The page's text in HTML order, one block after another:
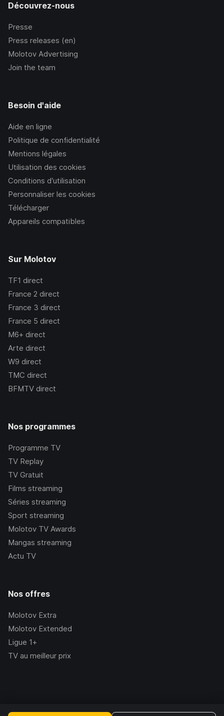
Découvrez-nous
Presse
Press releases (en)
Molotov Advertising
Join the team
Besoin d'aide
Aide en ligne
Politique de confidentialité
Mentions légales
Utilisation des cookies
Conditions d’utilisation
Personnaliser les cookies
Télécharger
Appareils compatibles
Sur Molotov
TF1 direct
France 2 direct
France 3 direct
France 5 direct
M6+ direct
Arte direct
W9 direct
TMC direct
BFMTV direct
Nos programmes
Programme TV
TV Replay
TV Gratuit
Films streaming
Séries streaming
Sport streaming
Molotov TV Awards
Mangas streaming
Actu TV
Nos offres
Molotov Extra
Molotov Extended
Ligue 1+
TV au meilleur prix